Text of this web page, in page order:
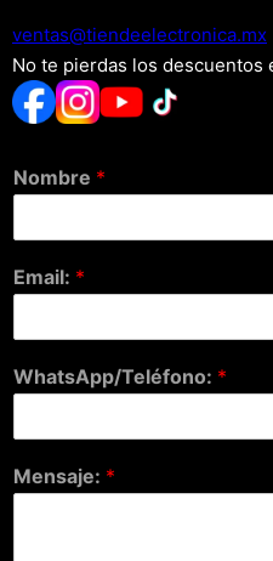
xm.acinortceleedneit@satnev
No te pierdas los descuentos
Nombre *
Email: *
WhatsApp/Teléfono: *
Mensaje: *